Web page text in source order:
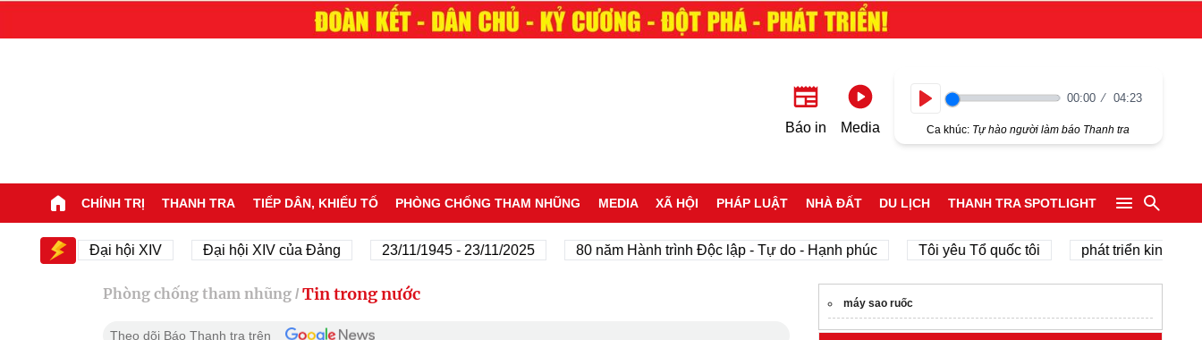
Báo in Media
00:00 04:23
Ca khúc: Tự hào người làm báo Thanh tra
CHÍNH TRỊ THANH TRA TIẾP DÂN, KHIẾU TỐ PHÒNG CHỐNG THAM NHŨNG MEDIA XÃ HỘI PHÁP LUẬT NHÀ ĐẤT DU LỊCH THANH TRA SPOTLIGHT
Đại hội XIV Đại hội XIV của Đảng 23/11/1945 - 23/11/2025 80 năm Hành trình Độc lập - Tự do - Hạnh phúc Tôi yêu Tổ quốc tôi phát triển kinh tế tư
Phòng chống tham nhũng / Tin trong nước
Theo dõi Báo Thanh tra trên
máy sao ruốc